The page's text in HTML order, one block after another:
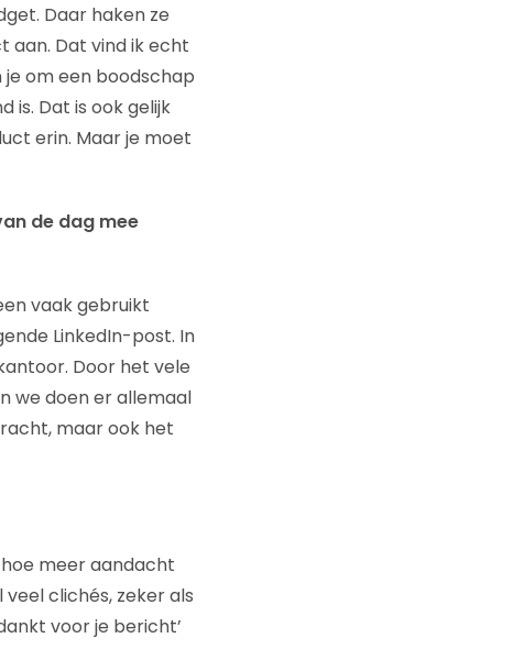
Daar haken ze
aan. Dat vind ik echt
je om een boodschap
is. Dat is ook gelijk
erin. Maar je moet
de dag mee
vaak gebruikt
LinkedIn-post. In
Door het vele
we doen er allemaal
maar ook het
meer aandacht
clichés, zeker als
voor je bericht’